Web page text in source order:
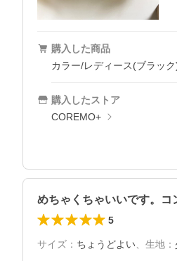
購入した商品
カラー/レディース(ブラック
購入したストア
COREMO+
めちゃくちゃいいです。
5
サイズ ： ちょうどよい、 生地 ：